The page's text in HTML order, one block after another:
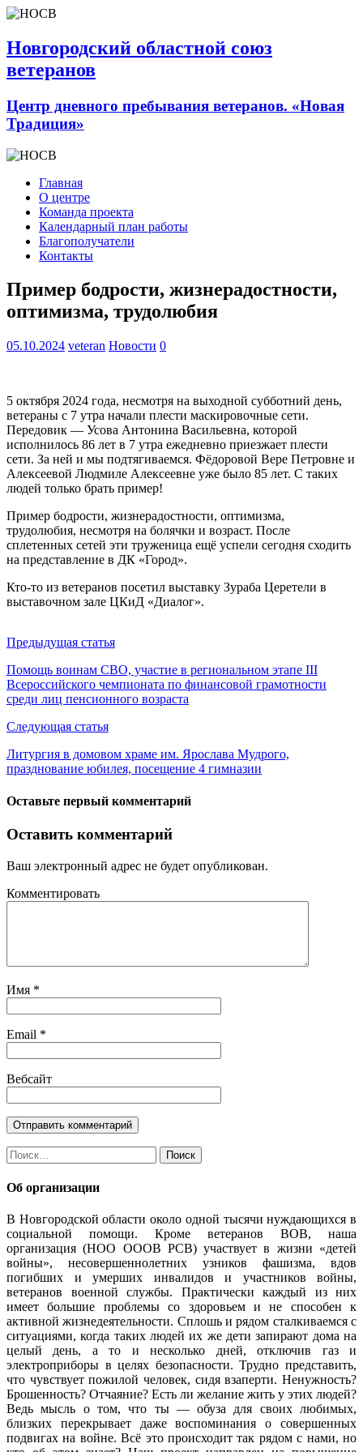
Новгородский областной союз
ветеранов
Центр дневного пребывания ветеранов. «Новая
Традиция»
Главная
О центре
Команда проекта
Календарный план работы
Благополучатели
Контакты
Пример бодрости, жизнерадостности,
оптимизма, трудолюбия
05.10.2024 veteran Новости 0
5 октября 2024 года, несмотря на выходной субботний день,
ветераны с 7 утра начали плести маскировочные сети.
Передовик — Усова Антонина Васильевна, которой
исполнилось 86 лет в 7 утра ежедневно приезжает плести
сети. За ней и мы подтягиваемся. Фёдоровой Вере Петровне и
Алексеевой Людмиле Алексеевне уже было 85 лет. С таких
людей только брать пример!
Пример бодрости, жизнерадостности, оптимизма,
трудолюбия, несмотря на болячки и возраст. После
сплетенных сетей эти труженица ещё успели сегодня сходить
на представление в ДК «Город».
Кто-то из ветеранов посетил выставку Зураба Церетели в
выставочном зале ЦКиД «Диалог».
Предыдущая статья
Помощь воинам СВО, участие в региональном этапе III
Всероссийского чемпионата по финансовой грамотности
среди лиц пенсионного возраста
Следующая статья
Литургия в домовом храме им. Ярослава Мудрого,
празднование юбилея, посещение 4 гимназии
Оставьте первый комментарий
Оставить комментарий
Ваш электронный адрес не будет опубликован.
Комментировать
Имя *
Email *
Вебсайт
Найти:
Об организации
В Новгородской области около одной тысячи нуждающихся в
социальной помощи. Кроме ветеранов ВОВ, наша
организация (НОО ОООВ РСВ) участвует в жизни «детей
войны», несовершеннолетних узников фашизма, вдов
погибших и умерших инвалидов и участников войны,
ветеранов военной службы. Практически каждый из них
имеет большие проблемы со здоровьем и не способен к
активной жизнедеятельности. Сплошь и рядом сталкиваемся с
ситуациями, когда таких людей их же дети запирают дома на
целый день, а то и несколько дней, отключив газ и
электроприборы в целях безопасности. Трудно представить,
что чувствует пожилой человек, сидя взаперти. Ненужность?
Брошенность? Отчаяние? Есть ли желание жить у этих людей?
Ведь мысль о том, что ты — обуза для своих любимых,
близких перекрывает даже воспоминания о совершенных
подвигах на войне. Всё это происходит так рядом с нами, но